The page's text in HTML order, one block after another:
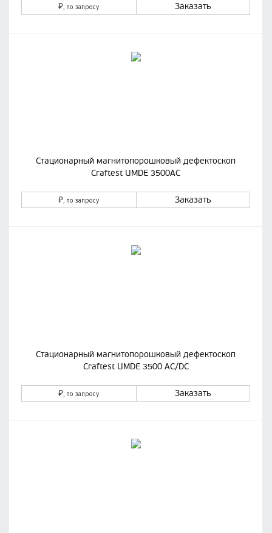
₽, по запросу Заказать
Стационарный магнитопорошковый дефектоскоп
Craftest UMDE 3500AC
₽, по запросу Заказать
Стационарный магнитопорошковый дефектоскоп
Craftest UMDE 3500 AC/DC
₽, по запросу Заказать